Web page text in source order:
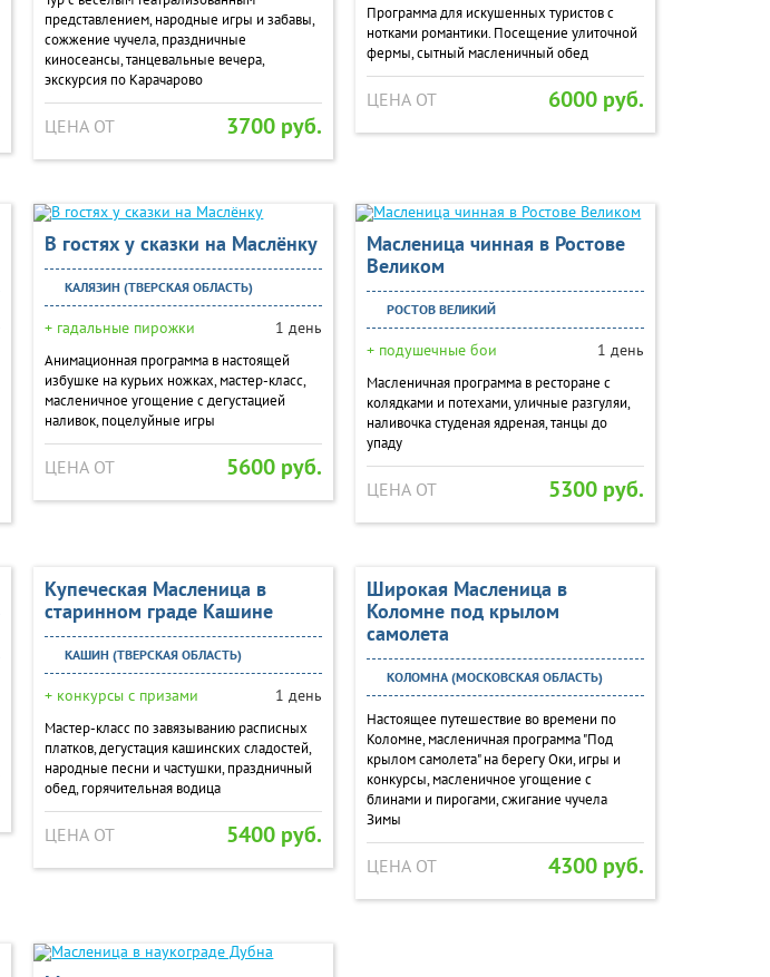
представлением, народные игры и забавы,
сожжение чучела, праздничные
киносеансы, танцевальные вечера,
экскурсия по Карачарово
ЦЕНА ОТ 3700 руб.
Программа для искушенных туристов с
нотками романтики. Посещение улиточной
фермы, сытный масленичный обед
ЦЕНА ОТ 6000 руб.
В гостях у сказки на Маслёнку
КАЛЯЗИН (ТВЕРСКАЯ ОБЛАСТЬ)
+ гадальные пирожки 1 день
Анимационная программа в настоящей
избушке на курьих ножках, мастер-класс,
масленичное угощение с дегустацией
наливок, поцелуйные игры
ЦЕНА ОТ 5600 руб.
Масленица чинная в Ростове
Великом
РОСТОВ ВЕЛИКИЙ
+ подушечные бои 1 день
Масленичная программа в ресторане с
колядками и потехами, уличные разгуляи,
наливочка студеная ядреная, танцы до
упаду
ЦЕНА ОТ 5300 руб.
Купеческая Масленица в
старинном граде Кашине
КАШИН (ТВЕРСКАЯ ОБЛАСТЬ)
+ конкурсы с призами 1 день
Мастер-класс по завязыванию расписных
платков, дегустация кашинских сладостей,
народные песни и частушки, праздничный
обед, горячительная водица
ЦЕНА ОТ 5400 руб.
Широкая Масленица в
Коломне под крылом
самолета
КОЛОМНА (МОСКОВСКАЯ ОБЛАСТЬ)
Настоящее путешествие во времени по
Коломне, масленичная программа "Под
крылом самолета" на берегу Оки, игры и
конкурсы, масленичное угощение с
блинами и пирогами, сжигание чучела
Зимы
ЦЕНА ОТ 4300 руб.